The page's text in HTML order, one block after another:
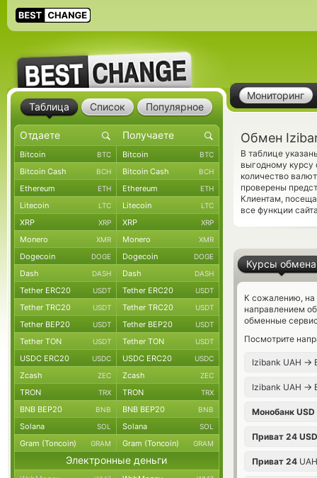
Мониторинг
Обмен
В таблице
выгодному
количество
проверены
Клиентам,
все функции
Курсы обмена
К сожалению, на
направлением
обменные
Посмотрите
Izibank UAH →
Izibank UAH →
Монобанк USD
Приват 24 USD
Приват 24
Таблица Список Популярное
Bitcoin BTC Bitcoin BTC
Bitcoin Cash BCH Bitcoin Cash BCH
Ethereum ETH Ethereum ETH
Litecoin LTC Litecoin LTC
XRP XRP XRP XRP
Monero XMR Monero XMR
Dogecoin DOGE Dogecoin DOGE
Dash DASH Dash DASH
Tether ERC20 USDT Tether ERC20 USDT
Tether TRC20 USDT Tether TRC20 USDT
Tether BEP20 USDT Tether BEP20 USDT
Tether TON USDT Tether TON USDT
USDC ERC20 USDC USDC ERC20 USDC
Zcash ZEC Zcash ZEC
TRON TRX TRON TRX
BNB BEP20 BNB BNB BEP20 BNB
Solana SOL Solana SOL
Gram (Toncoin) GRAM Gram (Toncoin) GRAM
Электронные деньги